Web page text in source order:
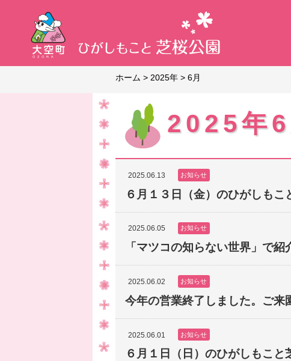
ホーム > 2025年 > 6月
2025年6
2025.06.13 お知らせ
６月１３日（金）のひがしもこ
2025.06.05 お知らせ
「マツコの知らない世界」で
2025.06.02 お知らせ
今年の営業終了しました。ご来
2025.06.01 お知らせ
６月１日（日）のひがしもこ